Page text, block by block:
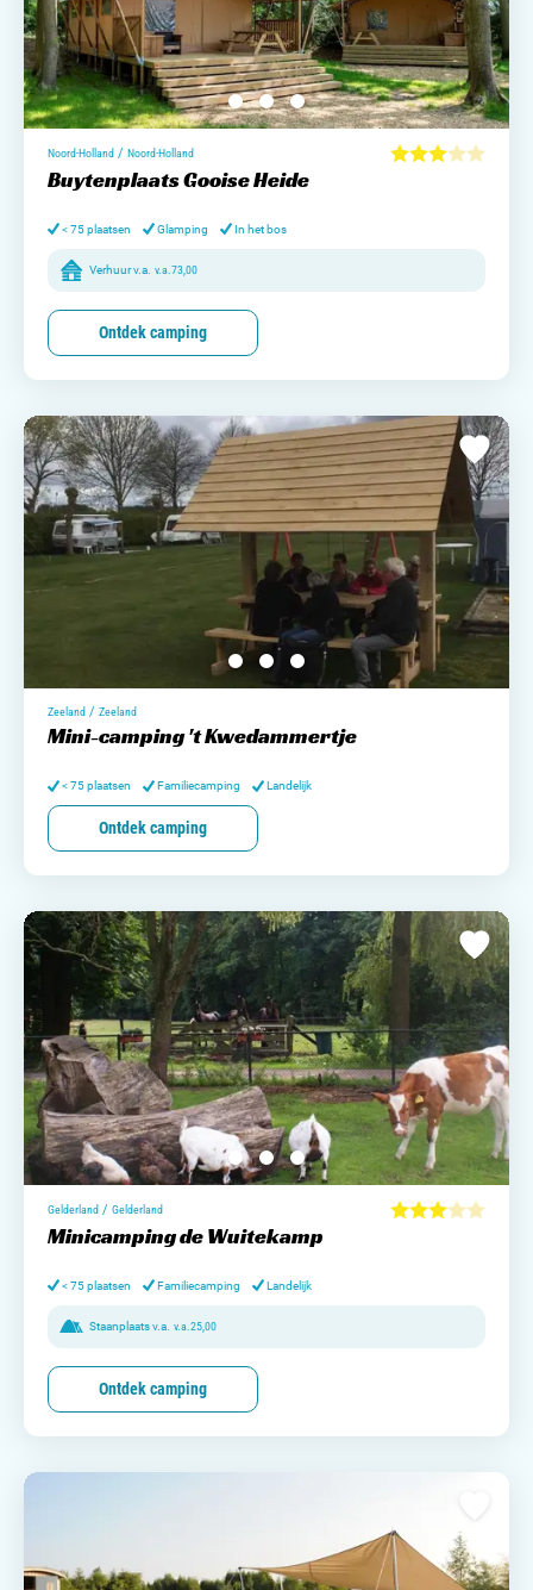
Noord-Holland / Noord-Holland
Buytenplaats Gooise Heide
< 75 plaatsen Glamping In het bos
Verhuur v.a. v.a.73,00
Ontdek camping
Zeeland / Zeeland
Mini-camping 't Kwedammertje
< 75 plaatsen Familiecamping Landelijk
Ontdek camping
Gelderland / Gelderland
Minicamping de Wuitekamp
< 75 plaatsen Familiecamping Landelijk
Staanplaats v.a. v.a.25,00
Ontdek camping